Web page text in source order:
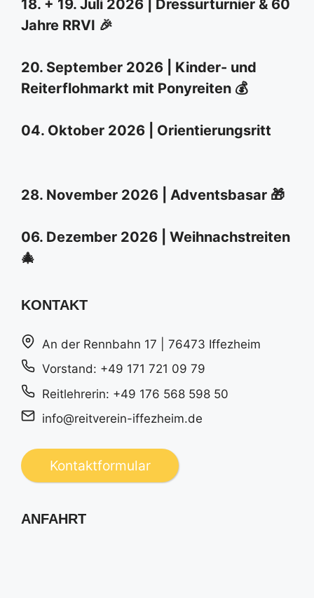
18. + 19. Juli 2026 | Dressurturnier & 60
Jahre RRVI 🎉
20. September 2026 | Kinder- und
Reiterflohmarkt mit Ponyreiten 💰
04. Oktober 2026 | Orientierungsritt
28. November 2026 | Adventsbasar 🎁
06. Dezember 2026 | Weihnachstreiten
🎄
KONTAKT
An der Rennbahn 17 | 76473 Iffezheim
Vorstand: +49 171 721 09 79
Reitlehrerin: +49 176 568 598 50
info@reitverein-iffezheim.de
Kontaktformular
ANFAHRT